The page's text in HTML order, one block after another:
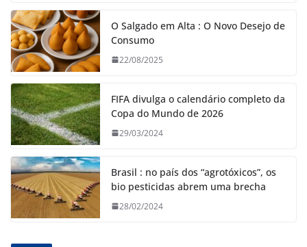
O Salgado em Alta : O Novo Desejo de
Consumo
22/08/2025
FIFA divulga o calendário completo da
Copa do Mundo de 2026
29/03/2024
Brasil : no país dos “agrotóxicos”, os
bio pesticidas abrem uma brecha
28/02/2024